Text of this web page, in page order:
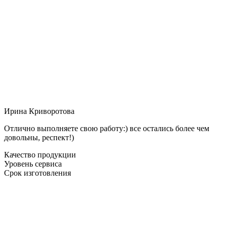
Ирина Криворотова
Отлично выполняете свою работу:) все остались более чем
довольны, респект!)
Качество продукции
Уровень сервиса
Срок изготовления